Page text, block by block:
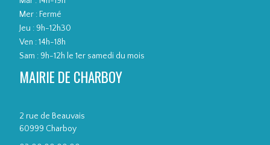
LS NR CO
Mer : Fermé
Jeu : 9h-12h30
Ven : 14h-18h
Sam : 9h-12h le 1er samedi du mois
MAIRIE DE CHARBOY
2 rue de Beauvais
60999 Charboy